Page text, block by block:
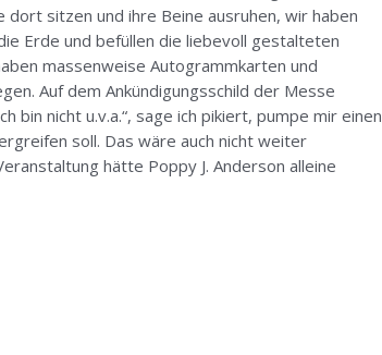
sitzen und ihre Beine ausruhen, wir haben
Erde und befüllen die liebevoll gestalteten
massenweise Autogrammkarten und
Auf dem Ankündigungsschild der Messe
bin nicht u.v.a.“, sage ich pikiert, pumpe mir einen
soll. Das wäre auch nicht weiter
hätte Poppy J. Anderson alleine